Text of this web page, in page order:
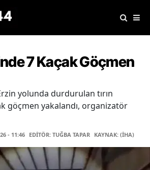
7 Kaçak Göçmen
yolunda durdurulan tırın
göçmen yakalandı, organizatör
- 11:46 EDİTÖR: TUĞBA TAPAR KAYNAK: (İHA)